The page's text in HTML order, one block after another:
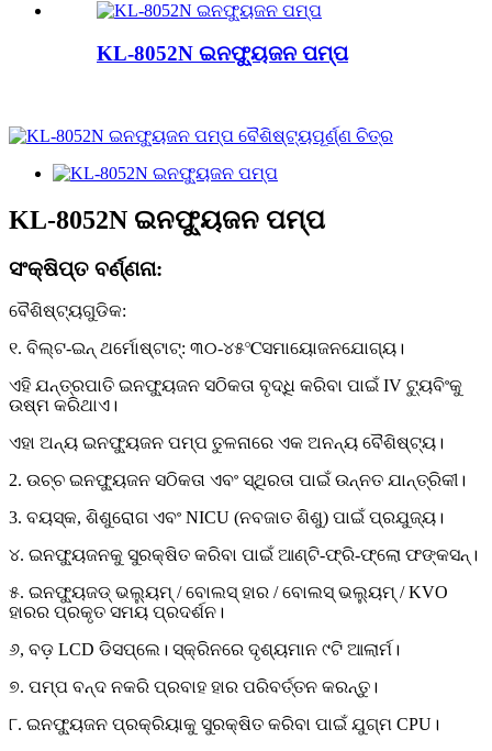
KL-8052N ଇନଫ୍ୟୁଜନ ପମ୍ପ
KL-8052N ଇନଫ୍ୟୁଜନ ପମ୍ପ
ସଂକ୍ଷିପ୍ତ ବର୍ଣ୍ଣନା:
ବୈଶିଷ୍ଟ୍ୟଗୁଡିକ:
୧. ବିଲ୍ଟ-ଇନ୍ ଥର୍ମୋଷ୍ଟାଟ୍: ୩୦-୪୫℃ସମାୟୋଜନଯୋଗ୍ୟ।
ଏହି ଯନ୍ତ୍ରପାତି ଇନଫ୍ୟୁଜନ ସଠିକତା ବୃଦ୍ଧି କରିବା ପାଇଁ IV ଟ୍ୟୁବିଂକୁ
ଉଷ୍ମ କରିଥାଏ।
ଏହା ଅନ୍ୟ ଇନଫ୍ୟୁଜନ ପମ୍ପ ତୁଳନାରେ ଏକ ଅନନ୍ୟ ବୈଶିଷ୍ଟ୍ୟ।
2. ଉଚ୍ଚ ଇନଫ୍ୟୁଜନ ସଠିକତା ଏବଂ ସ୍ଥିରତା ପାଇଁ ଉନ୍ନତ ଯାନ୍ତ୍ରିକୀ।
3. ବୟସ୍କ, ଶିଶୁରୋଗ ଏବଂ NICU (ନବଜାତ ଶିଶୁ) ପାଇଁ ପ୍ରଯୁଜ୍ୟ।
୪. ଇନଫ୍ୟୁଜନକୁ ସୁରକ୍ଷିତ କରିବା ପାଇଁ ଆଣ୍ଟି-ଫ୍ରି-ଫ୍ଲୋ ଫଙ୍କସନ୍।
୫. ଇନଫ୍ୟୁଜଡ୍ ଭଲ୍ୟୁମ୍ / ବୋଲସ୍ ହାର / ବୋଲସ୍ ଭଲ୍ୟୁମ୍ / KVO
ହାରର ପ୍ରକୃତ ସମୟ ପ୍ରଦର୍ଶନ।
୬, ବଡ଼ LCD ଡିସପ୍ଲେ। ସ୍କ୍ରିନରେ ଦୃଶ୍ୟମାନ ୯ଟି ଆଲାର୍ମ।
୭. ପମ୍ପ ବନ୍ଦ ନକରି ପ୍ରବାହ ହାର ପରିବର୍ତ୍ତନ କରନ୍ତୁ।
୮. ଇନଫ୍ୟୁଜନ ପ୍ରକ୍ରିୟାକୁ ସୁରକ୍ଷିତ କରିବା ପାଇଁ ଯୁଗ୍ମ CPU।